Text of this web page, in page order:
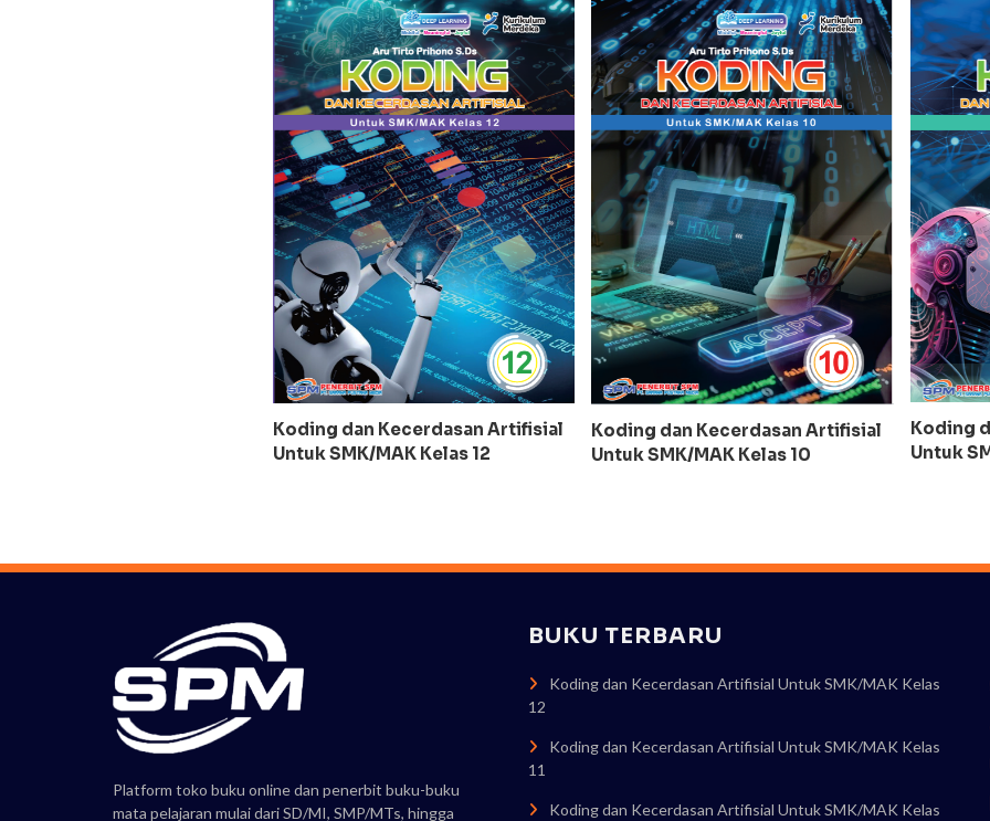
Koding dan Kecerdasan Artifisial
Untuk SMK/MAK Kelas 12
Koding dan Kecerdasan Artifisial
Untuk SMK/MAK Kelas 10
Koding
Untuk
Platform toko buku online dan penerbit buku-buku
mata pelajaran mulai dari SD/MI, SMP/MTs, hingga
BUKU TERBARU
Koding dan Kecerdasan Artifisial Untuk SMK/MAK Kelas
12
Koding dan Kecerdasan Artifisial Untuk SMK/MAK Kelas
11
Koding dan Kecerdasan Artifisial Untuk SMK/MAK Kelas